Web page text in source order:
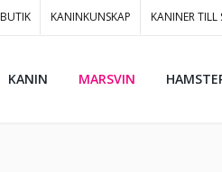
BUTIK KANINKUNSKAP KANINER TILL
KANIN MARSVIN